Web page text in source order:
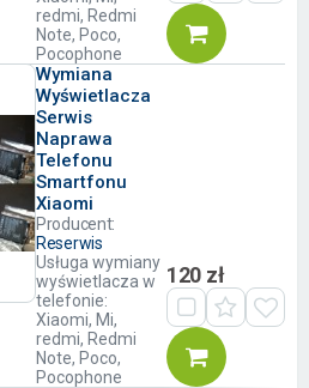
redmi, Redmi
Note, Poco,
Pocophone
Wymiana
Wyświetlacza
Serwis
Naprawa
Telefonu
Smartfonu
Xiaomi
Producent:
Reserwis
Usługa wymiany
wyświetlacza w
telefonie:
Xiaomi, Mi,
redmi, Redmi
Note, Poco,
Pocophone
120 zł